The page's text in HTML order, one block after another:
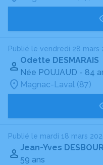
Publié le vendredi 28 mars
Odette DESMARAIS
Née POUJAUD - 84
Magnac-Laval (87)
Publié le mardi 18 mars
Jean-Yves
59 ans